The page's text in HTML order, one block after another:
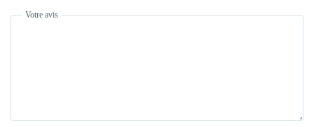
Votre avis